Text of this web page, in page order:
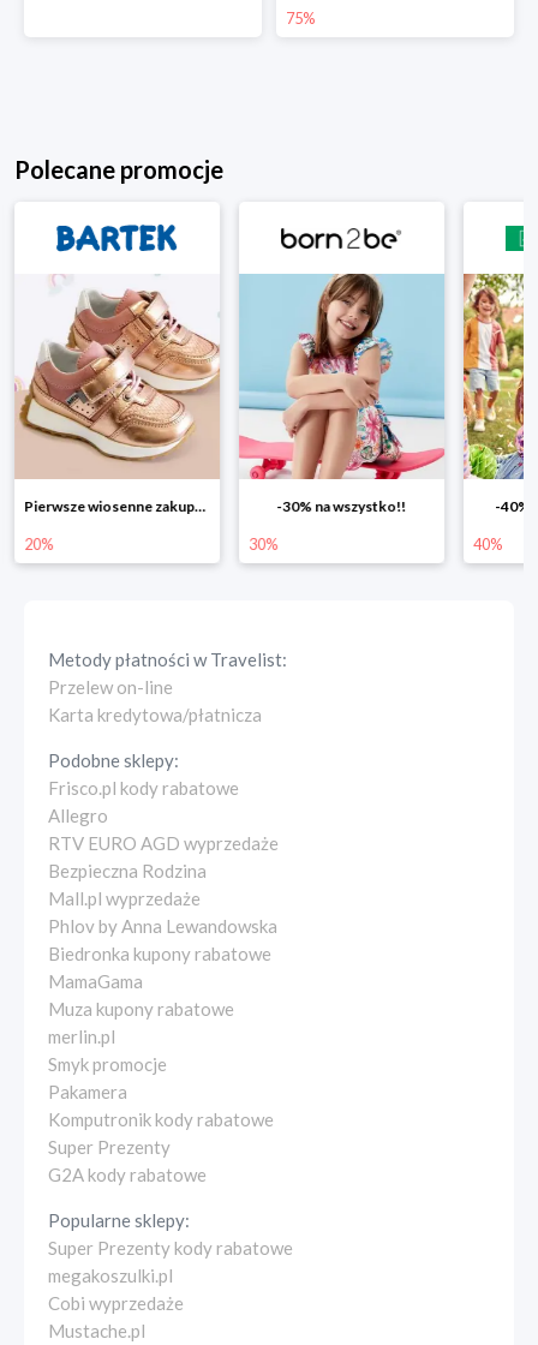
75%
Polecane promocje
-30% na wszystko!!
30%
-40% na drugą sztukę
40% 25%
Metody płatności wTravelist:
Przelew on-line
Karta kredytowa/płatnicza
Podobne sklepy:
Frisco.pl kody rabatowe
Allegro
RTV EURO AGD wyprzedaże
Bezpieczna Rodzina
Mall.pl wyprzedaże
Phlov by Anna Lewandowska
Biedronka kupony rabatowe
MamaGama
Muza kupony rabatowe
merlin.pl
Smyk promocje
Pakamera
Komputronik kody rabatowe
Super Prezenty
G2A kody rabatowe
Popularne sklepy:
Super Prezenty kody rabatowe
megakoszulki.pl
Cobi wyprzedaże
Mustache.pl